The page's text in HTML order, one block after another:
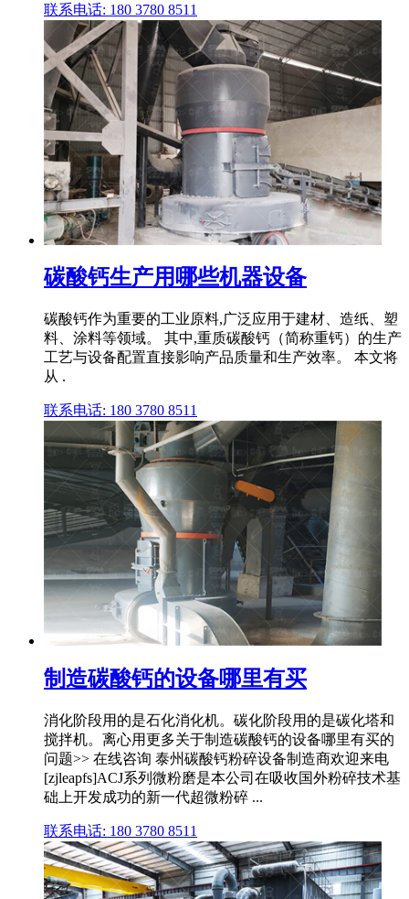
联系电话: 180 3780 8511
碳酸钙生产用哪些机器设备
碳酸钙作为重要的工业原料,广泛应用于建材、造纸、塑
料、涂料等领域。 其中,重质碳酸钙（简称重钙）的生产
工艺与设备配置直接影响产品质量和生产效率。 本文将
从 .
联系电话: 180 3780 8511
制造碳酸钙的设备哪里有买
消化阶段用的是石化消化机。碳化阶段用的是碳化塔和
搅拌机。离心用更多关于制造碳酸钙的设备哪里有买的
问题>> 在线咨询 泰州碳酸钙粉碎设备制造商欢迎来电
[zjleapfs]ACJ系列微粉磨是本公司在吸收国外粉碎技术基
础上开发成功的新一代超微粉碎 ...
联系电话: 180 3780 8511